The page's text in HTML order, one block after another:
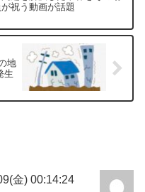
祝う動画が話題
地
生
金) 00:14:24